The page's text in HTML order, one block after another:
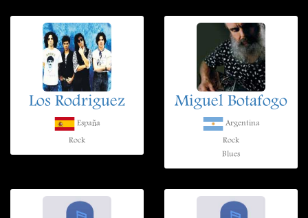
Los Rodriguez
España
Rock
Miguel Botafogo
Argentina
Rock
Blues